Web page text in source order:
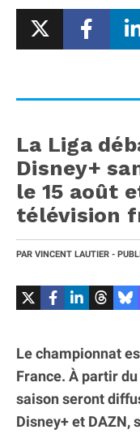
La Liga
Disney+
le 15 août
télévision
PAR VINCENT LAUTIER -
Le championnat
France. À partir
saison seront
Disney+ et DAZN,